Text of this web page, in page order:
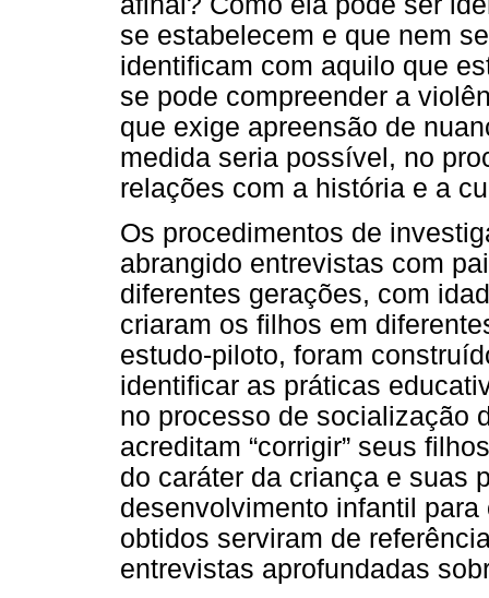
se estabelecem e que nem
identificam com aquilo que
se pode compreender a
que exige apreensão de
medida seria possível, no
relações com a história e a
Os procedimentos de
abrangido entrevistas com
diferentes gerações, com
criaram os filhos em
estudo-piloto, foram
identificar as práticas
no processo de socialização
acreditam “corrigir” seus
do caráter da criança e suas
desenvolvimento infantil
obtidos serviram de
entrevistas aprofundadas